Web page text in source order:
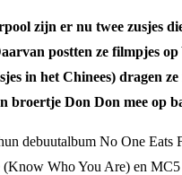
zijn er nu twee zusjes
postten ze filmpjes
in het Chinees) dragen
broertje Don Don mee op
debuutalbum No One
Who You Are) en